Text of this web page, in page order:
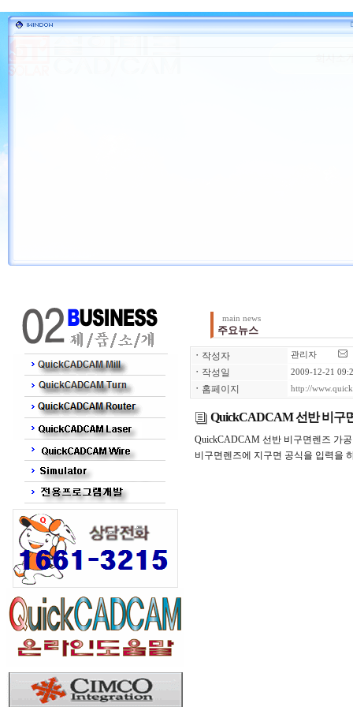
main news
주요뉴스
ㆍ 작성자 관리자
ㆍ 작성일 2009-12-21
ㆍ 홈페이지 http://
QuickCADCAM 선반 비구
QuickCADCAM 선반 비구면렌즈 가공
비구면렌즈에 지구면 공식을 입력을